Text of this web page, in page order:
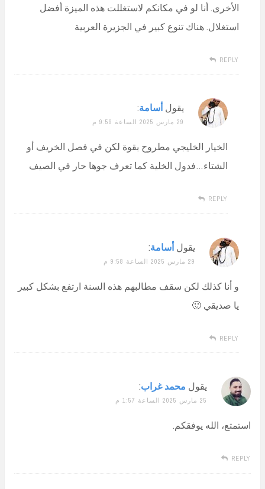
اﻷخرى. أنا لو في مكانكم لاستغللت هذه الميزة أفضل
استغلال. هناك تنوع كبير في الجزيرة العربية
REPLY
يقول أسامة:
29 مارس 2025 الساعة 9:59 م
الخيار الخليجي مطروح بقوة لكن في فصل الخريف أو
الشتاء…فدول الخلية كما تعرف جوها حار في الصيف
REPLY
يقول أسامة:
29 مارس 2025 الساعة 9:58 م
و أنا كذلك لكن سقف مطالبهم هذه السنة ارتفع بشكل كبير
يا صديقي 🙂
REPLY
يقول محمد غراب:
25 مارس 2025 الساعة 1:57 م
استمتع، الله يوفقكم.
REPLY